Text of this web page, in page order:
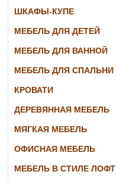
ШКАФЫ-КУПЕ
МЕБЕЛЬ ДЛЯ ДЕТЕЙ
МЕБЕЛЬ ДЛЯ ВАННОЙ
МЕБЕЛЬ ДЛЯ СПАЛЬНИ
КРОВАТИ
ДЕРЕВЯННАЯ МЕБЕЛЬ
МЯГКАЯ МЕБЕЛЬ
ОФИСНАЯ МЕБЕЛЬ
МЕБЕЛЬ В СТИЛЕ ЛОФТ